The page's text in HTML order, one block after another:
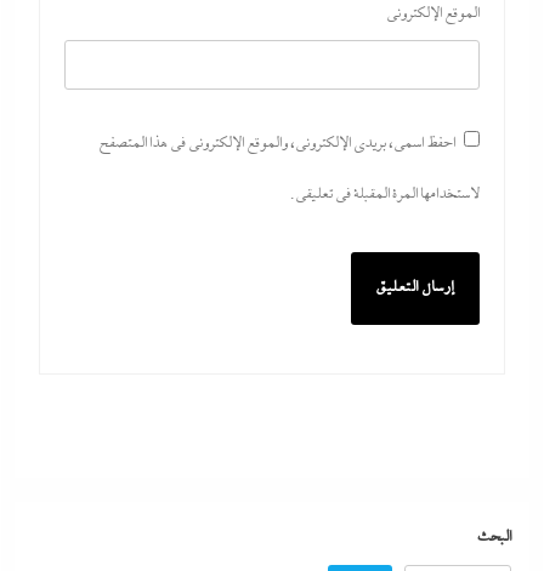
الموقع الإلكتروني
احفظ اسمي، بريدي الإلكتروني، والموقع الإلكتروني في هذا المتصفح
لاستخدامها المرة المقبلة في تعليقي.
البحث
الجيش الإثيوبي وقوات تيجراي..ونظام آبي أحمد يرتعب